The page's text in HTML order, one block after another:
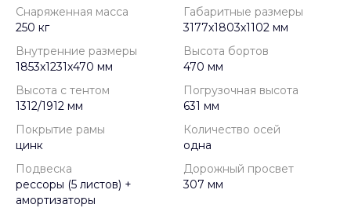
Снаряженная масса
250 кг
Габаритные размеры
3177х1803х1102 мм
Внутренние размеры
1853x1231x470 мм
Высота бортов
470 мм
Высота с тентом
1312/1912 мм
Погрузочная высота
631 мм
Покрытие рамы
цинк
Количество осей
одна
Подвеска
рессоры (5 листов) +
амортизаторы
Дорожный просвет
307 мм